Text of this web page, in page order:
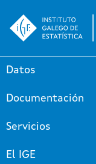
Datos
Documentación
Servicios
El IGE